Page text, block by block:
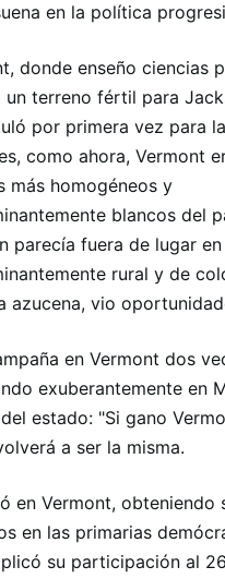
en la política
donde enseño ciencias
un terreno fértil para
por primera vez para
como ahora, Vermont
más homogéneos y
blancos del
parecía fuera de lugar
rural y de
azucena, vio
en Vermont dos
exuberantemente en
estado: "Si gano
a ser la misma.
en Vermont, obteniendo
en las primarias
su participación al